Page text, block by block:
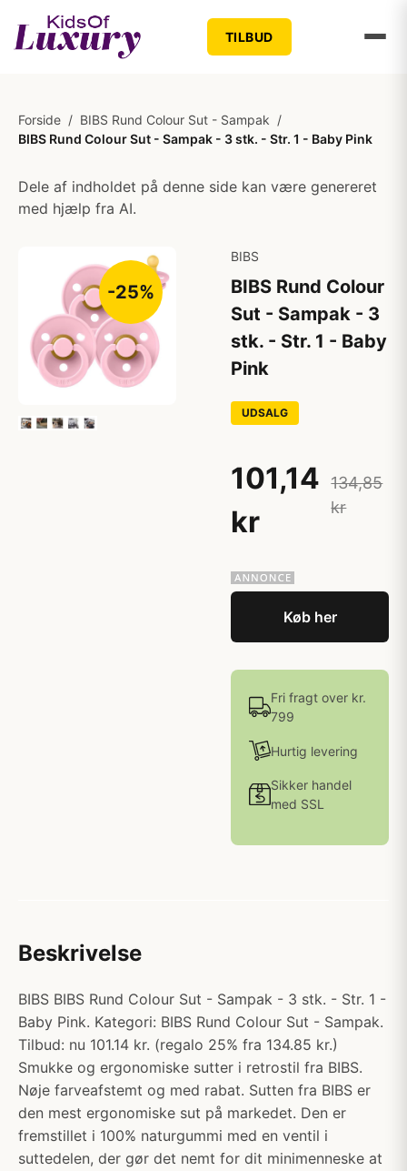
TILBUD
Forside / BIBS Rund Colour Sut - Sampak /
BIBS Rund Colour Sut - Sampak - 3 stk. - Str. 1 - Baby Pink
Dele af indholdet på denne side kan være genereret
med hjælp fra AI.
-25%
BIBS
BIBS Rund Colour
Sut - Sampak - 3
stk. - Str. 1 - Baby
Pink
UDSALG
101,14
kr
134,85
kr
Køb her
Fri fragt over kr.
799
Hurtig levering
Sikker handel
med SSL
Beskrivelse
BIBS BIBS Rund Colour Sut - Sampak - 3 stk. - Str. 1 -
Baby Pink. Kategori: BIBS Rund Colour Sut - Sampak.
Tilbud: nu 101.14 kr. (regalo 25% fra 134.85 kr.)
Smukke og ergonomiske sutter i retrostil fra BIBS.
Nøje farveafstemt og med rabat. Sutten fra BIBS er
den mest ergonomiske sut på markedet. Den er
fremstillet i 100% naturgummi med en ventil i
suttedelen, der gør det nemt for dit minimenneske at